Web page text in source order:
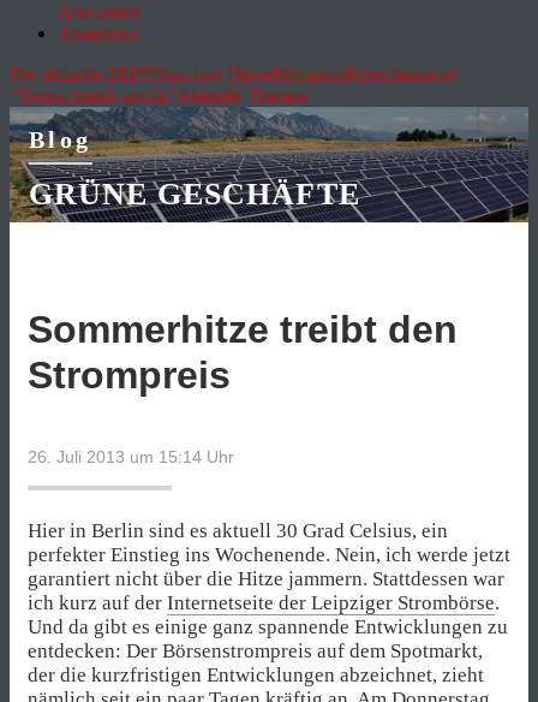
Abo testen
Anmelden
Die aktuelle ZEITHitze und DürreMigrationRenteInitiative
"Deutschland spricht"Aktuelle Themen
Blog
GRÜNE GESCHÄFTE
Sommerhitze treibt den
Strompreis
26. Juli 2013 um 15:14 Uhr
Hier in Berlin sind es aktuell 30 Grad Celsius, ein
perfekter Einstieg ins Wochenende. Nein, ich werde jetzt
garantiert nicht über die Hitze jammern. Stattdessen war
ich kurz auf der Internetseite der Leipziger Strombörse.
Und da gibt es einige ganz spannende Entwicklungen zu
entdecken: Der Börsenstrompreis auf dem Spotmarkt,
der die kurzfristigen Entwicklungen abzeichnet, zieht